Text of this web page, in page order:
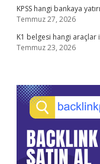
KPSS hangi bankaya
Temmuz 27, 2026
K1 belgesi hangi araçlar
Temmuz 23, 2026